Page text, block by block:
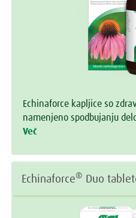
Echinaforce kapljice so
namenjeno spodbujanju
Več
Echinaforce® Duo